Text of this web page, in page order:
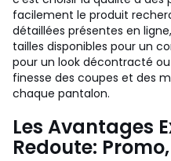
facilement le produit
détaillées présentes en
tailles disponibles pour un
pour un look décontracté
finesse des coupes et des
chaque pantalon.
Les Avantages
Redoute: